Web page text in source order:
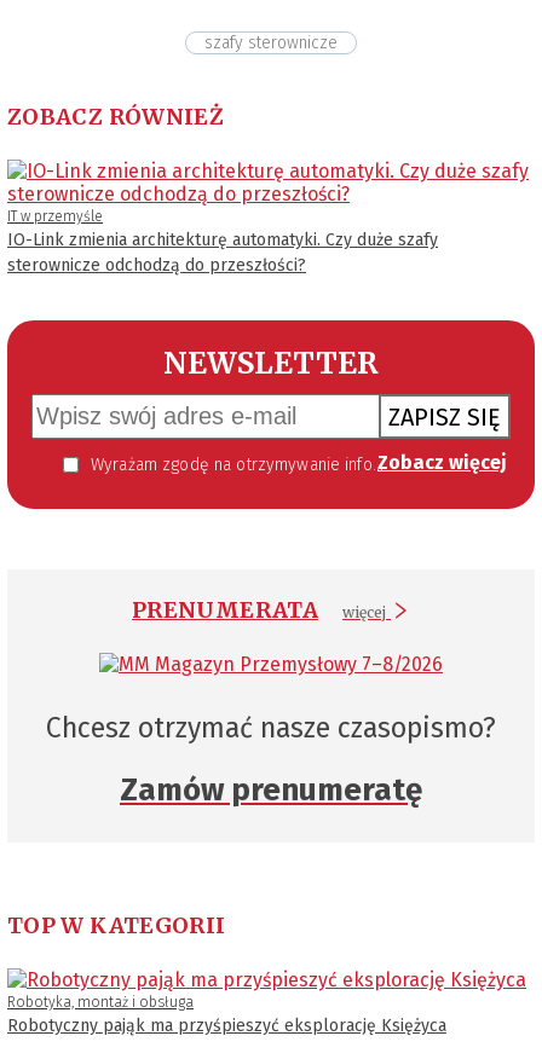
szafy sterownicze
ZOBACZ RÓWNIEŻ
IT w przemyśle
IO-Link zmienia architekturę automatyki. Czy duże szafy
sterownicze odchodzą do przeszłości?
NEWSLETTER
ZAPISZ SIĘ
Wyrażam zgodę na otrzymywanie informacji handlowej kierowanej do mnie za pomocą środków komunikacji elektronicznej w szczególności poczty elektronicznej zgodnie z przepisem art. 10 ust 2 ustawy z dnia 18 lipca 2002 roku o świadczeniu usług drogą elektroniczną (Dz. U. 144 z 2002 r. poz. 1204). Zgoda jest dobrowolna, jednak jej wyrażenie jest konieczne, aby otrzymywać newsletter. Zobacz więcej
PRENUMERATA więcej
Chcesz otrzymać nasze czasopismo?
Zamów prenumeratę
TOP W KATEGORII
Robotyka, montaż i obsługa
Robotyczny pająk ma przyśpieszyć eksplorację Księżyca